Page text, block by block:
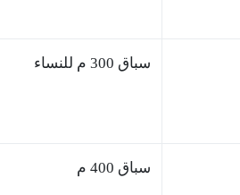
سباق 300 م للنساء
سباق 400 م